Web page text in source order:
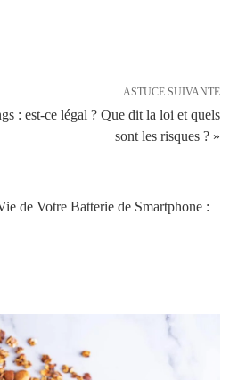
ASTUCE SUIVANTE
: est-ce légal ? Que dit la loi et quels
sont les risques ? »
de Votre Batterie de Smartphone :